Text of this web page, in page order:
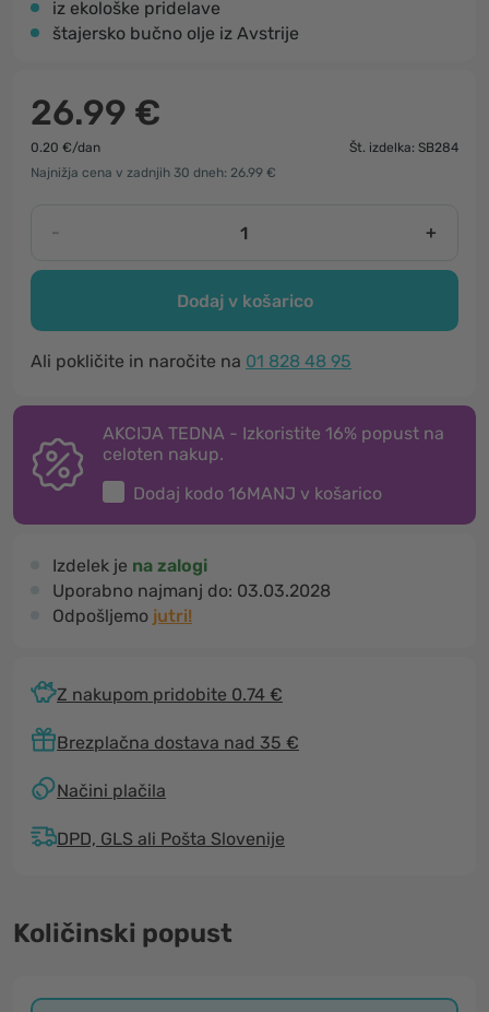
iz ekološke pridelave
štajersko bučno olje iz Avstrije
26.99 €
0.20 €/dan
Št. izdelka: SB284
Najnižja cena v zadnjih 30 dneh: 26.99 €
- +
Dodaj v košarico
Ali pokličite in naročite na 01 828 48 95
AKCIJA TEDNA - Izkoristite 16% popust na
celoten nakup.
Dodaj kodo 16MANJ v košarico
Izdelek je na zalogi
Uporabno najmanj do: 03.03.2028
Odpošljemo jutri!
Z nakupom pridobite 0.74 €
Brezplačna dostava nad 35 €
Načini plačila
DPD, GLS ali Pošta Slovenije
Količinski popust